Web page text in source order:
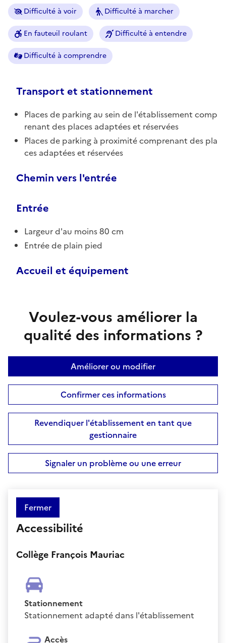
Difficulté à voir Difficulté à marcher
En fauteuil roulant Difficulté à entendre
Difficulté à comprendre
Transport et stationnement
Places de parking au sein de l'établissement comp
renant des places adaptées et réservées
Places de parking à proximité comprenant des pla
ces adaptées et réservées
Chemin vers l'entrée
Entrée
Largeur d'au moins 80 cm
Entrée de plain pied
Accueil et équipement
Voulez-vous améliorer la
qualité des informations ?
Améliorer ou modifier
Confirmer ces informations
Revendiquer l'établissement en tant que
gestionnaire
Signaler un problème ou une erreur
Fermer
Accessibilité
Collège François Mauriac
Stationnement
Stationnement adapté dans l'établissement
Accès